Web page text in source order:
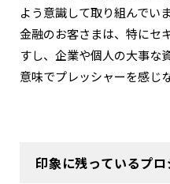
よう意識して取り組んでいま
金融のお客さまは、特にセ
すし、企業や個人の大事な
意味でプレッシャーを感じ
印象に残っているプ